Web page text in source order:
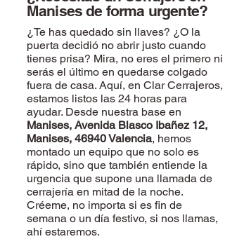
Manises de forma urgente?
¿Te has quedado sin llaves? ¿O la
puerta decidió no abrir justo cuando
tienes prisa? Mira, no eres el primero ni
serás el último en quedarse colgado
fuera de casa. Aquí, en Clar Cerrajeros,
estamos listos las 24 horas para
ayudar. Desde nuestra base en
Manises, Avenida Blasco Ibañez 12,
Manises, 46940 Valencia, hemos
montado un equipo que no solo es
rápido, sino que también entiende la
urgencia que supone una llamada de
cerrajería en mitad de la noche.
Créeme, no importa si es fin de
semana o un día festivo, si nos llamas,
ahí estaremos.